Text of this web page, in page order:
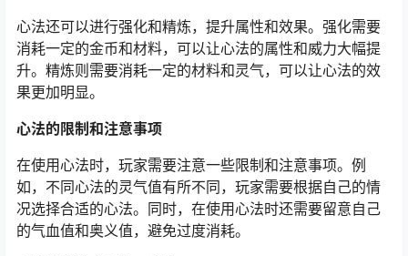
心法还可以进行强化和精炼，提升属性和效果。强化需要
消耗一定的金币和材料，可以让心法的属性和威力大幅提
升。精炼则需要消耗一定的材料和灵气，可以让心法的效
果更加明显。
心法的限制和注意事项
在使用心法时，玩家需要注意一些限制和注意事项。例
如，不同心法的灵气值有所不同，玩家需要根据自己的情
况选择合适的心法。同时，在使用心法时还需要留意自己
的气血值和奥义值，避免过度消耗。